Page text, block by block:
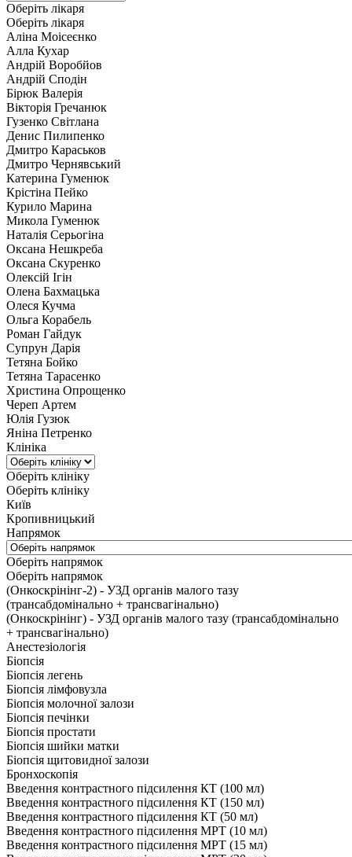
Оберіть лікаря
Оберіть лікаря
Аліна Моісеєнко
Алла Кухар
Андрій Воробйов
Андрій Сподін
Бірюк Валерія
Вікторія Гречанюк
Гузенко Світлана
Денис Пилипенко
Дмитро Караськов
Дмитро Чернявський
Катерина Гуменюк
Крістіна Пейко
Курило Марина
Микола Гуменюк
Наталія Серьогіна
Оксана Нешкреба
Оксана Скуренко
Олексій Ігін
Олена Бахмацька
Олеся Кучма
Ольга Корабель
Роман Гайдук
Супрун Дарія
Тетяна Бойко
Тетяна Тарасенко
Христина Опрощенко
Череп Артем
Юлія Гузюк
Яніна Петренко
Клініка
Оберіть клініку
Оберіть клініку
Київ
Кропивницький
Напрямок
Оберіть напрямок
Оберіть напрямок
(Онкоскрінінг-2) - УЗД органів малого тазу
(трансабдомінально + трансвагінально)
(Онкоскрінінг) - УЗД органів малого тазу (трансабдомінально
+ трансвагінально)
Анестезіологія
Біопсія
Біопсія легень
Біопсія лімфовузла
Біопсія молочної залози
Біопсія печінки
Біопсія простати
Біопсія шийки матки
Біопсія щитовидної залози
Бронхоскопія
Введення контрастного підсилення КТ (100 мл)
Введення контрастного підсилення КТ (150 мл)
Введення контрастного підсилення КТ (50 мл)
Введення контрастного підсилення МРТ (10 мл)
Введення контрастного підсилення МРТ (15 мл)